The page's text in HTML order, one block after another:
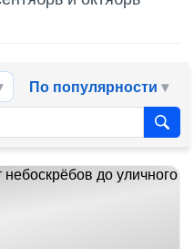
По популярности